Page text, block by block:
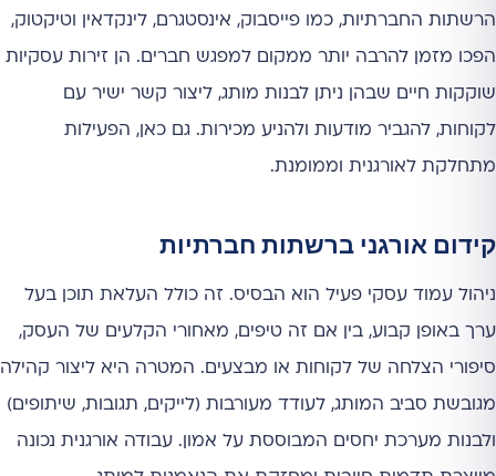
הרשתות החברתיות, כמו פייסבוק, אינסטגרם, לינקדאין וטיקטוק,
הפכו מזמן להרבה יותר ממקום למפגש חברים. הן זירות עסקיות
שוקקות חיים שבהן ניתן לבנות מותג, ליצור קשר ישיר עם
לקוחות, להגביר מודעות ולהניע מכירות. גם כאן, הפעילות
מתחלקת לאורגנית וממומנת.
קידום אורגני ברשתות חברתיות
ניהול עמוד עסקי פעיל הוא הבסיס. זה כולל העלאת תוכן בעל
ערך באופן קבוע, בין אם זה טיפים, מאחורי הקלעים של העסק,
סיפורי הצלחה של לקוחות או מבצעים. המטרה היא ליצור קהילה
מגובשת סביב המותג, לעודד מעורבות (לייקים, תגובות, שיתופים)
ולבנות מערכת יחסים המבוססת על אמון. עבודה אורגנית נכונה